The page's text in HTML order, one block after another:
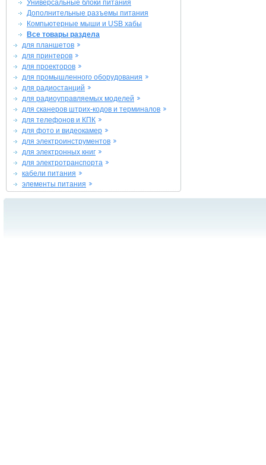
Универсальные блоки питания
Дополнительные разъемы питания
Компьютерные мыши и USB хабы
Все товары раздела
для планшетов
для принтеров
для проекторов
для промышленного оборудования
для радиостанций
для радиоуправляемых моделей
для сканеров штрих-кодов и терминалов
для телефонов и КПК
для фото и видеокамер
для электроинструментов
для электронных книг
для электротранспорта
кабели питания
элементы питания